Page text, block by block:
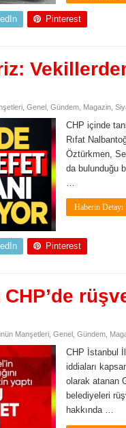
Pinterest
, Genel, Gündem, Magazin,
CHP içinde
Rıfat
Öztürkmen,
da bulunduğu
Haberin Detayı
Pinterest
Manşetleri, Genel, Gündem,
CHP İstanbul İl
iddiaları
olarak atanan
belediyeleri
hakkında …